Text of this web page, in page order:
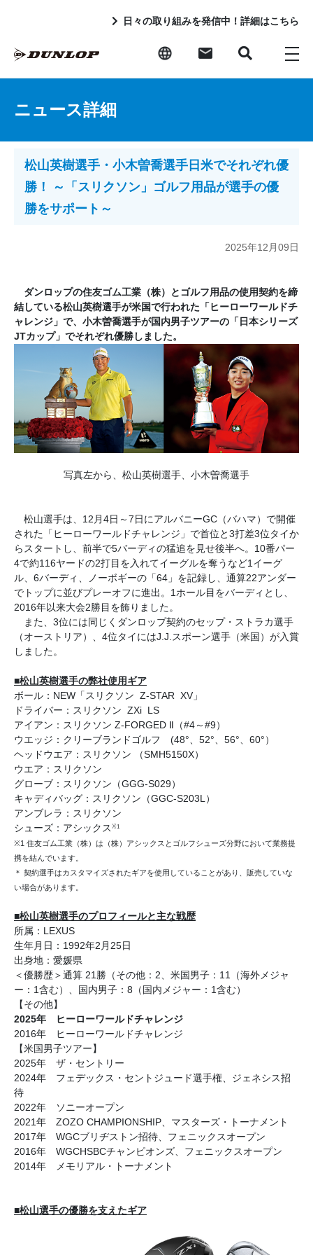
日々の取り組みを発信中！詳細はこちら
ニュース詳細
松山英樹選手・小木曽喬選手日米でそれぞれ優
勝！ ～「スリクソン」ゴルフ用品が選手の優
勝をサポート～
2025年12月09日
ダンロップの住友ゴム工業（株）とゴルフ用品の使用契約を締
結している松山英樹選手が米国で行われた「ヒーローワールドチ
ャレンジ」で、小木曽喬選手が国内男子ツアーの「日本シリーズ
JTカップ」でそれぞれ優勝しました。
写真左から、松山英樹選手、小木曽喬選手
松山選手は、12月4日～7日にアルバニーGC（バハマ）で開催
された「ヒーローワールドチャレンジ」で首位と3打差3位タイか
らスタートし、前半で5バーディの猛追を見せ後半へ。10番パー
4で約116ヤードの2打目を入れてイーグルを奪うなど1イーグ
ル、6バーディ、ノーボギーの「64」を記録し、通算22アンダー
でトップに並びプレーオフに進出。1ホール目をバーディとし、
2016年以来大会2勝目を飾りました。
また、3位には同じくダンロップ契約のセップ・ストラカ選手
（オーストリア）、4位タイにはJ.J.スポーン選手（米国）が入賞
しました。
■松山英樹選手の弊社使用ギア
ボール：NEW「スリクソン Z-STAR XV」
ドライバー：スリクソン ZXi LS
アイアン：スリクソン Z‐FORGED Ⅱ（#4～#9）
ウエッジ：クリーブランドゴルフ (48°、52°、56°、60°）
ヘッドウエア：スリクソン （SMH5150X）
ウエア：スリクソン
グローブ：スリクソン（GGG-S029）
キャディバッグ：スリクソン（GGC-S203L）
アンブレラ：スリクソン
シューズ：アシックス ※1
※1 住友ゴム工業（株）は（株）アシックスとゴルフシューズ分野において業務提
携を結んでいます。
＊ 契約選手はカスタマイズされたギアを使用していることがあり、販売していな
い場合があります。
■松山英樹選手のプロフィールと主な戦歴
所属：LEXUS
生年月日：1992年2月25日
出身地：愛媛県
＜優勝歴＞通算 21勝（その他：2、米国男子：11（海外メジャ
ー：1含む）、国内男子：8（国内メジャー：1含む）
【その他】
2025年 ヒーローワールドチャレンジ
2016年 ヒーローワールドチャレンジ
【米国男子ツアー】
2025年 ザ・セントリー
2024年 フェデックス・セントジュード選手権、ジェネシス招
待
2022年 ソニーオープン
2021年 ZOZO CHAMPIONSHIP、マスターズ・トーナメント
2017年 WGCブリヂストン招待、フェニックスオープン
2016年 WGCHSBCチャンピオンズ、フェニックスオープン
2014年 メモリアル・トーナメント
■松山選手の優勝を支えたギア